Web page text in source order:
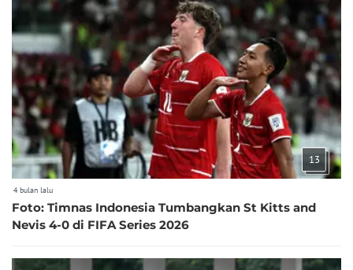
13
4 bulan lalu
Foto: Timnas Indonesia Tumbangkan St Kitts and
Nevis 4-0 di FIFA Series 2026